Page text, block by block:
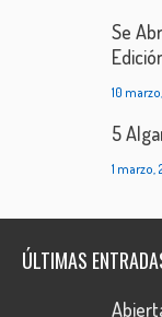
Se
10
5
1 marzo,
ÚLTIMAS